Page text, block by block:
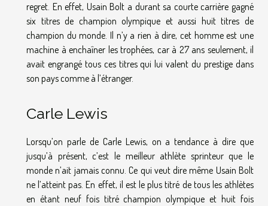
regret. En effet, Usain Bolt a durant sa courte carrière gagné
six titres de champion olympique et aussi huit titres de
champion du monde. Il n’y a rien à dire, cet homme est une
machine à enchaîner les trophées, car à 27 ans seulement, il
avait engrangé tous ces titres qui lui valent du prestige dans
son pays comme à l’étranger.
Carle Lewis
Lorsqu’on parle de Carle Lewis, on a tendance à dire que
jusqu’à présent, c’est le meilleur athlète sprinteur que le
monde n’ait jamais connu. Ce qui veut dire même Usain Bolt
ne l’atteint pas. En effet, il est le plus titré de tous les athlètes
en étant neuf fois titré champion olympique et huit fois